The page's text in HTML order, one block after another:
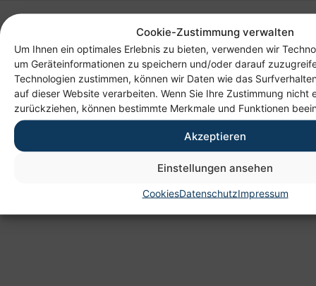
Cookie-Zustimmung verwalten
Um Ihnen ein optimales Erlebnis zu bieten, verwenden wir
um Geräteinformationen zu speichern und/oder darauf
Technologien zustimmen, können wir Daten wie das
auf dieser Website verarbeiten. Wenn Sie Ihre Zustimmung nicht
zurückziehen, können bestimmte Merkmale und Funktionen
Akzeptieren
Einstellungen ansehen
CookiesDatenschutzImpressum
Anschrift
Heim gemeinnützige GmbH